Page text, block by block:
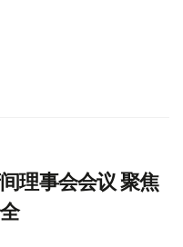
理事会会议 聚焦